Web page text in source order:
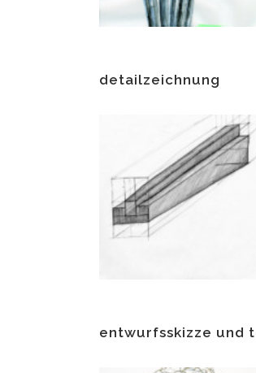
detailzeichnung
entwurfsskizze und